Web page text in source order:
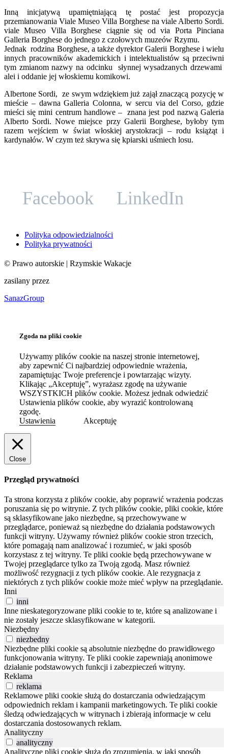
Inną inicjatywą upamiętniającą tę postać jest propozycja
przemianowania Viale Museo Villa Borghese na viale Alberto Sordi.
viale Museo Villa Borghese ciągnie się od via Porta Pinciana
Galleria Borghese do jednego z czołowych muzeów Rzymu.
Jednak rodzina Borghese, a także dyrektor Galerii Borghese i wielu
innych pracowników akademickich i intelektualistów są przeciwni
tym zmianom nazwy na odcinku słynnej wysadzanych drzewami
alei i oddanie jej włoskiemu komikowi.
Albertone Sordi, ze swym wdziękiem już zajął znaczącą pozycję w
mieście – dawna Galleria Colonna, w sercu via del Corso, gdzie
mieści się mini centrum handlowe – znana jest pod nazwą Galeria
Alberto Sordi. Nowe miejsce przy Galerii Borghese, byłoby tym
razem wejściem w świat włoskiej arystokracji – rodu książąt i
kardynałów. W czym też skrywa się kpiarski uśmiech losu.
Facebook LinkedIn
Polityka odpowiedzialności
Polityka prywatności
© Prawo autorskie | Rzymskie Wakacje
zasilany przez
SanazGroup
Zgoda na pliki cookie
Używamy plików cookie na naszej stronie internetowej,
aby zapewnić Ci najbardziej odpowiednie wrażenia,
zapamiętując Twoje preferencje i powtarzając wizyty.
Klikając „Akceptuję”, wyrażasz zgodę na używanie
WSZYSTKICH plików cookie. Możesz jednak odwiedzić
Ustawienia plików cookie, aby wyrazić kontrolowaną
zgodę.
Ustawienia
Akceptuję
Close
Przegląd prywatności
Ta strona korzysta z plików cookie, aby poprawić wrażenia podczas
poruszania się po witrynie. Z tych plików cookie, pliki cookie, które
są sklasyfikowane jako niezbędne, są przechowywane w
przeglądarce, ponieważ są niezbędne do działania podstawowych
funkcji witryny. Używamy również plików cookie stron trzecich,
które pomagają nam analizować i rozumieć, w jaki sposób
korzystasz z tej witryny. Te pliki cookie będą przechowywane w
Twojej przeglądarce tylko za Twoją zgodą. Masz również
możliwość rezygnacji z tych plików cookie. Ale rezygnacja z
niektórych z tych plików cookie może mieć wpływ na przeglądanie.
Inni
inni
Inne nieskategoryzowane pliki cookie to te, które są analizowane i
nie zostały jeszcze sklasyfikowane w kategorii.
Niezbędny
niezbedny
Niezbędne pliki cookie są absolutnie niezbędne do prawidłowego
funkcjonowania witryny. Te pliki cookie zapewniają anonimowe
działanie podstawowych funkcji i zabezpieczeń witryny.
Reklama
reklama
Reklamowe pliki cookie służą do dostarczania odwiedzającym
odpowiednich reklam i kampanii marketingowych. Te pliki cookie
śledzą odwiedzających w witrynach i zbierają informacje w celu
dostarczania dostosowanych reklam.
Analityczny
analityczny
Analityczne pliki cookie służą do zrozumienia, w jaki sposób